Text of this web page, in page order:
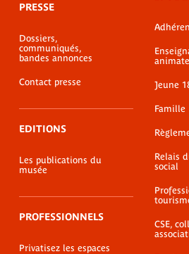
bas-
page
PRESSE
Dossiers,
communiqués,
bandes annonces
Contact presse
EDITIONS
Les publications du
musée
PROFESSIONNELS
Privatisez les espaces
Jeune
Famille
Relais
social
CSE,